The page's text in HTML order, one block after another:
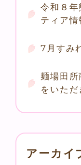
令和８年
ティア情
7月すみ
麺場田
をいただ
アーカイ